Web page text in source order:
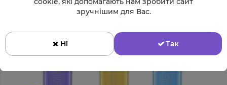
зручнішим для Вас.
Ні Так